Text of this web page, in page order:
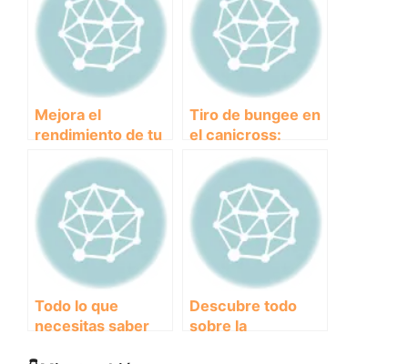
Mejora el
rendimiento de tu
perro con una
línea de tiro
ajustable para
canicross
Tiro de bungee en
el canicross:
¡Potencia la
energía de tu
perro en cada
carrera!
Todo lo que
necesitas saber
Descubre todo
sobre la